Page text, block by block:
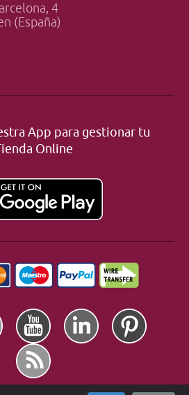
4
(España)
App para gestionar tu
Online